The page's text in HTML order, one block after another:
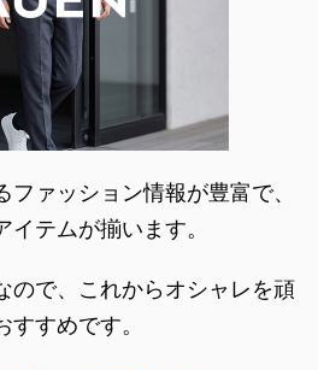
ァッション情報が豊富で、
テムが揃います。
ので、これからオシャレを頑
すめです。